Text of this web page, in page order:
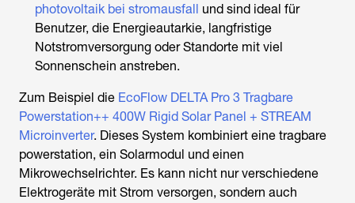
photovoltaik bei stromausfall und sind ideal für
Benutzer, die Energieautarkie, langfristige
Notstromversorgung oder Standorte mit viel
Sonnenschein anstreben.
Zum Beispiel die EcoFlow DELTA Pro 3 Tragbare
Powerstation++ 400W Rigid Solar Panel + STREAM
Microinverter. Dieses System kombiniert eine tragbare
powerstation, ein Solarmodul und einen
Mikrowechselrichter. Es kann nicht nur verschiedene
Elektrogeräte mit Strom versorgen, sondern auch